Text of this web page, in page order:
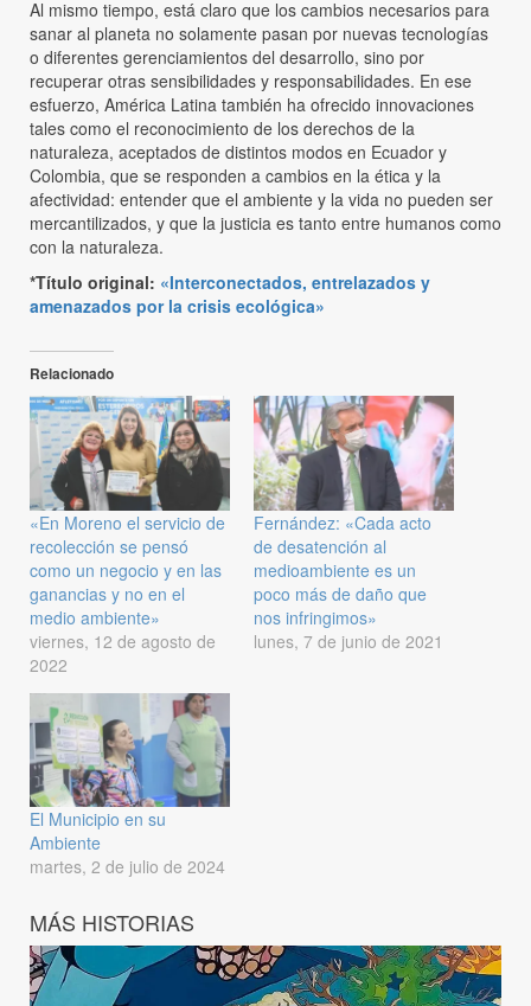
Al mismo tiempo, está claro que los cambios necesarios para
sanar al planeta no solamente pasan por nuevas tecnologías
o diferentes gerenciamientos del desarrollo, sino por
recuperar otras sensibilidades y responsabilidades. En ese
esfuerzo, América Latina también ha ofrecido innovaciones
tales como el reconocimiento de los derechos de la
naturaleza, aceptados de distintos modos en Ecuador y
Colombia, que se responden a cambios en la ética y la
afectividad: entender que el ambiente y la vida no pueden ser
mercantilizados, y que la justicia es tanto entre humanos como
con la naturaleza.
*Título original: «Interconectados, entrelazados y
amenazados por la crisis ecológica»
Relacionado
«En Moreno el servicio de
recolección se pensó
como un negocio y en las
ganancias y no en el
medio ambiente»
viernes, 12 de agosto de
2022
Fernández: «Cada acto
de desatención al
medioambiente es un
poco más de daño que
nos infringimos»
lunes, 7 de junio de 2021
El Municipio en su
Ambiente
martes, 2 de julio de 2024
MÁS HISTORIAS